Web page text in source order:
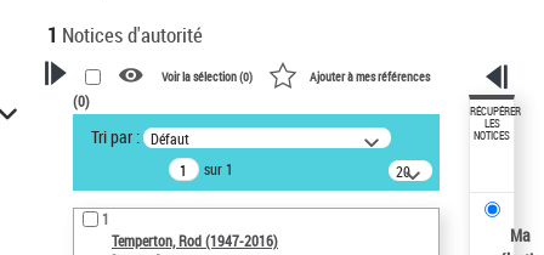
1 Notices d'autorité
VOTRE RECHERCHE
Recherche avancée dans les
notices d’autorité
Œuvres liées à l'auteur :
Temperton, Rod (1947-2016)
Voir la sélection (0) Ajouter à mes références
(0)
Tri par : Défaut
sur 1
20
résultats/page
1
Temperton, Rod (1947-2016)
RÉCUPÉRER
LES
NOTICES
Ma